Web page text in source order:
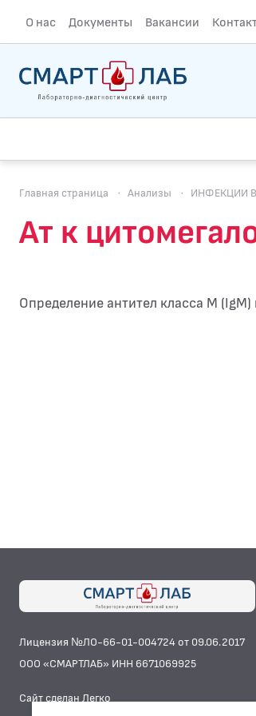
О нас Документы Вакансии
Главная страница · Анализы · ИНФЕКЦИИ
Ат к
Определение антител класса M
Лицензия №ЛО-66-01-004724 от 09.06.2017
ООО «СМАРТЛАБ» ИНН 6671069925
Сайт сделан Легко